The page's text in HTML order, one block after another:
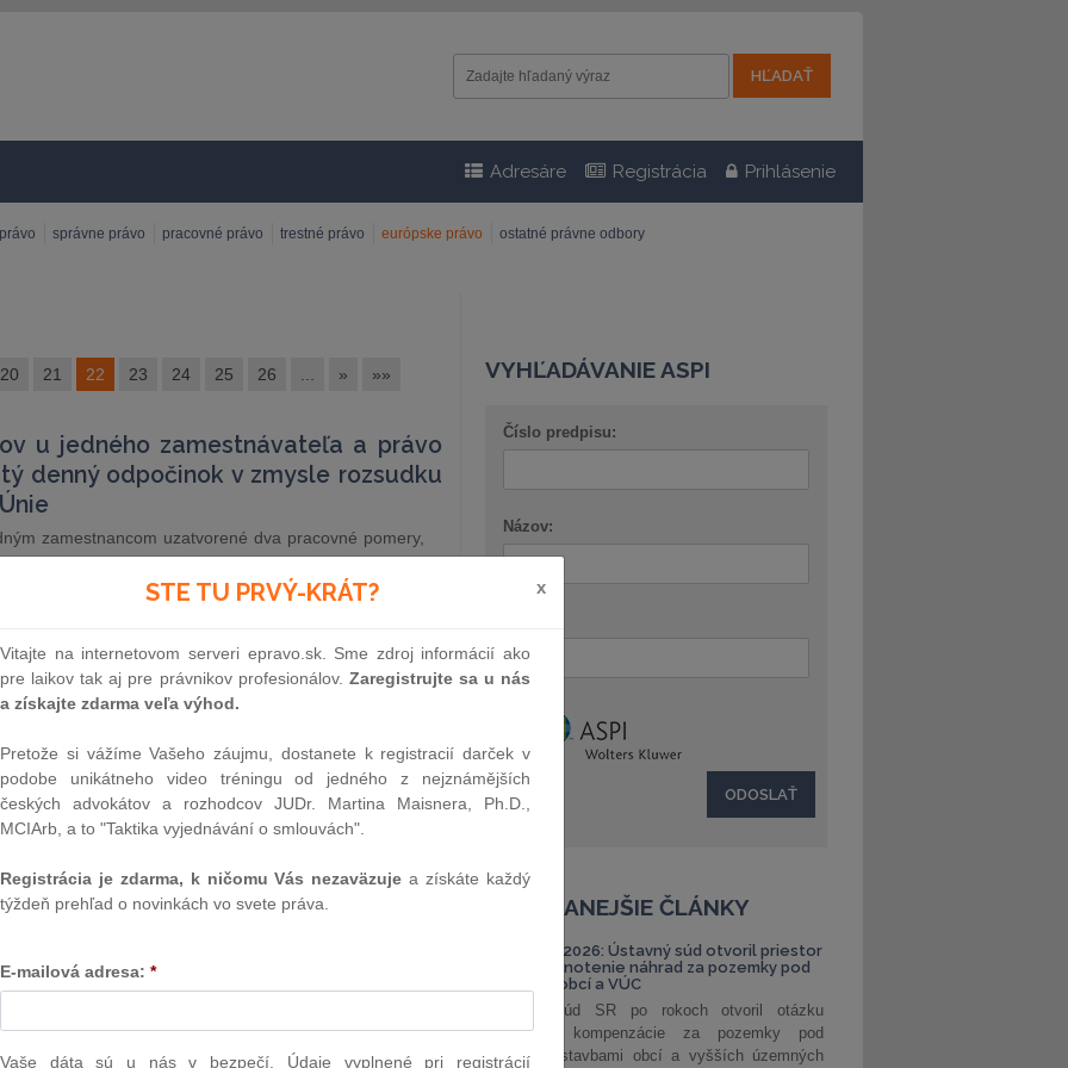
Adresáre Registrácia Prihlásenie
správne právo pracovné právo trestné právo európske právo ostatné právne odbory
20 21 22 23 24 25 26 » »»
u jedného zamestnávateľa a právo
denný odpočinok v zmysle rozsudku
zamestnancom uzatvorené dva pracovné pomery,
čas v rámci jednej pracovnej zmluvy počas doby
z inej pracovnej zmluvy uzatvorenej s týmto
odpovedal Súdny dvor Európskej únie vo svojom
& Partners) 29.6.2021
úrad Slovenskej republiky
ktorú Komisia uznala zodpovednou
postavenia na trhu s určitými
mohli sankcionovať aj slovenské
dominantného postavenia na trhu s
týkajúci sa porušení, ktoré sú totožné s porušeniami
vnútroštátne orgány strácajú v tejto oblasti svoju
24.6.2021
VYHĽADÁVANIE ASPI
Číslo predpisu:
Názov:
NAJČÍTANEJŠIE ČLÁNKY
PLz. ÚS 1/2026: Ústavný súd otvoril priestor
na prehodnotenie náhrad za pozemky pod
stavbami obcí a VÚC
Ústavný súd SR po rokoch otvoril otázku
primeranej kompenzácie za pozemky pod
verejnými stavbami obcí a vyšších územných
STE TU PRVÝ-KRÁT? x
Vitajte na internetovom serveri epravo.sk. Sme zdroj informácií ako
pre laikov tak aj pre právnikov profesionálov. Zaregistrujte sa u nás
a získajte zdarma veľa výhod.
Pretože si vážíme Vašeho záujmu, dostanete k registracií darček v
podobe unikátneho video tréningu od jedného z nejznámějších
českých advokátov a rozhodcov JUDr. Martina Maisnera, Ph.D.,
MCIArb, a to "Taktika vyjednávání o smlouvách".
Registrácia je zdarma, k ničomu Vás nezaväzuje a získáte každý
týždeň prehľad o novinkách vo svete práva.
E-mailová adresa: *
Vaše dáta sú u nás v bezpečí. Údaje vyplnené pri registrácií